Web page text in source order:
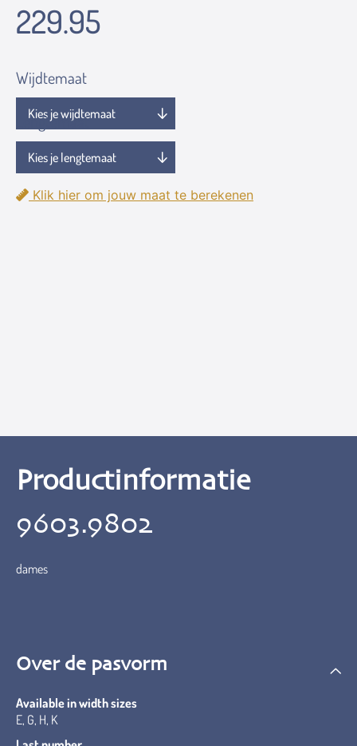
229.95
Wijdtemaat
Lengtemaat
Klik hier om jouw maat te berekenen
Productinformatie
9603.9802
dames
Over de pasvorm
Available in width sizes
E, G, H, K